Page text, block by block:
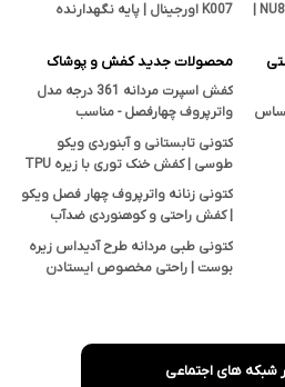
K007 اورجینال | پایه نگهدارنده
محصولات جدید کفش و پوشاک
کفش اسپرت مردانه 361 درجه مدل
واترپروف چهارفصل - مناسب
پیاده‌روی، کوهنوردی و استفاده روزمره
کتونی تابستانی و آبنوردی ویکو
طوسی | کفش خنک توری با زیره TPU
ضدلغزش
کتونی زنانه واترپروف چهار فصل ویکو
| کفش راحتی و کوهنوردی ضدآب
Vicko
کتونی طبی مردانه طرح آدیداس زیره
بوست | راحتی مخصوص ایستادن
در شبکه های اجتماعی